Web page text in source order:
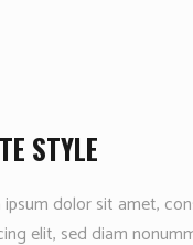
STYLE
ipsum dolor sit amet,
elit, sed diam